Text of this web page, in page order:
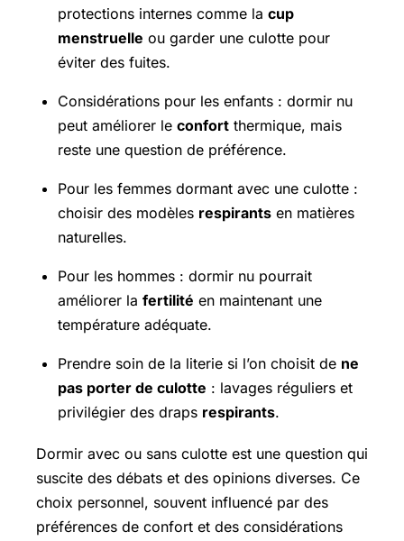
protections internes comme la cup
menstruelle ou garder une culotte pour
éviter des fuites.
Considérations pour les enfants : dormir nu
peut améliorer le confort thermique, mais
reste une question de préférence.
Pour les femmes dormant avec une culotte :
choisir des modèles respirants en matières
naturelles.
Pour les hommes : dormir nu pourrait
améliorer la fertilité en maintenant une
température adéquate.
Prendre soin de la literie si l’on choisit de ne
pas porter de culotte : lavages réguliers et
privilégier des draps respirants.
Dormir avec ou sans culotte est une question qui
suscite des débats et des opinions diverses. Ce
choix personnel, souvent influencé par des
préférences de confort et des considérations